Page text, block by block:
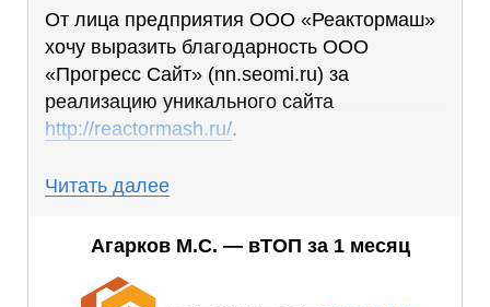
От лица предприятия ООО «Реактормаш»
хочу выразить благодарность ООО
«Прогресс Сайт» (nn.seomi.ru) за
реализацию уникального сайта
http://reactormash.ru/.
Сайт получился понятным, удобным, были
учтены все наши пожелания, дизайн сразу
Работа выполнена профессионально.
Читать далее
Агарков М.С. — вТОП за 1 месяц